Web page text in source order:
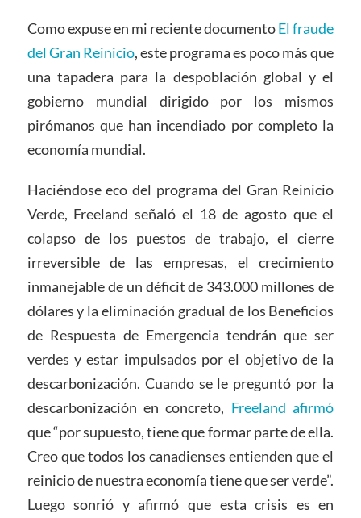
Como expuse en mi reciente documentoEl fraude
del Gran Reinicio, este programa es poco más que
una tapadera para la despoblación global y el
gobierno mundial dirigido por los mismos
pirómanos que han incendiado por completo la
economía mundial.
Haciéndose eco del programa del Gran Reinicio
Verde, Freeland señaló el 18 de agosto que el
colapso de los puestos de trabajo, el cierre
irreversible de las empresas, el crecimiento
inmanejable de un déficit de 343.000 millones de
dólares y la eliminación gradual de los Beneficios
de Respuesta de Emergencia tendrán que ser
verdes y estar impulsados por el objetivo de la
descarbonización. Cuando se le preguntó por la
descarbonización en concreto, Freeland afirmó
que “por supuesto, tiene que formar parte de ella.
Creo que todos los canadienses entienden que el
reinicio de nuestra economía tiene que ser verde”.
Luego sonrió y afirmó que esta crisis es en